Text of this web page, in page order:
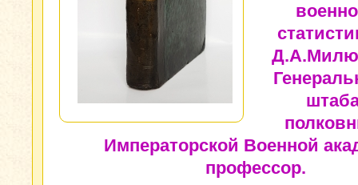
Императорской Военной
профессор.